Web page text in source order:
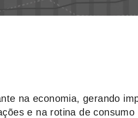
na economia, gerando
e na rotina de consumo